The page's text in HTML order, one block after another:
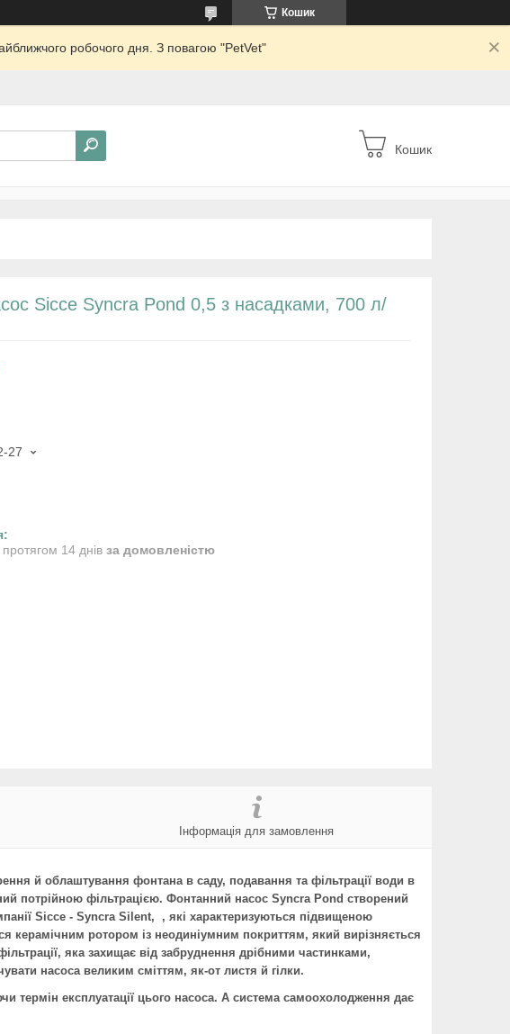
Кошик
робочого дня. З повагою "PetVet"
Кошик
Sicce Syncra Pond 0,5 з насадками, 700 л/
27
14 днів за домовленістю
Інформація для замовлення
й облаштування фонтана в саду, подавання та фільтрації води в
потрійною фільтрацією. Фонтанний насос Syncra Pond створений
Sicce - Syncra Silent, , які характеризуються підвищеною
керамічним ротором із неодиніумним покриттям, який вирізняється
яка захищає від забруднення дрібними частинками,
насоса великим сміттям, як-от листя й гілки.
термін експлуатації цього насоса. А система самоохолодження дає